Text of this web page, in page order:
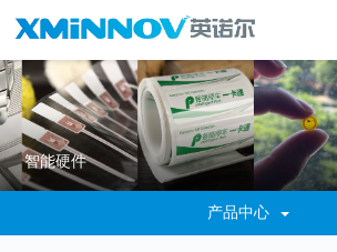
智能硬件
产品中心